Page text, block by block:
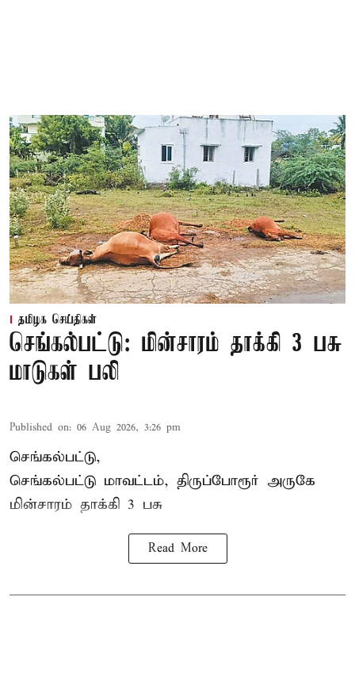
தமிழக செய்திகள்
செங்கல்பட்டு: மின்சாரம் தாக்கி 3 பசு
மாடுகள் பலி
Published on: 06 Aug 2026, 3:26 pm
செங்கல்பட்டு,
செங்கல்பட்டு மாவட்டம், திருப்போரூர் அருகே
மின்சாரம் தாக்கி 3 பசு
Read More